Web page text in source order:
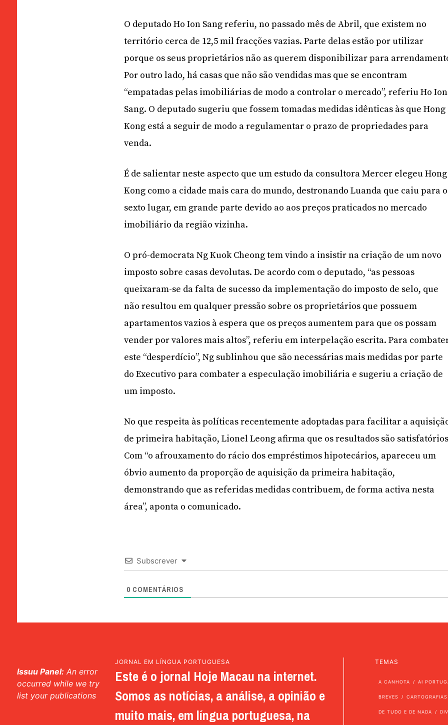
O deputado Ho Ion Sang referiu, no passado mês de Abril, que existem no
território cerca de 12,5 mil fracções vazias. Parte delas estão por utilizar
porque os seus proprietários não as querem disponibilizar para
Por outro lado, há casas que não são vendidas mas que se encontram
“empatadas pelas imobiliárias de modo a controlar o mercado”, referiu Ho Ion
Sang. O deputado sugeriu que fossem tomadas medidas idênticas às que Hong
Kong está a seguir de modo a regulamentar o prazo de propriedades para
venda.
É de salientar neste aspecto que um estudo da consultora Mercer elegeu Hong
Kong como a cidade mais cara do mundo, destronando Luanda que caiu para o
sexto lugar, em grande parte devido ao aos preços praticados no mercado
imobiliário da região vizinha.
O pró-democrata Ng Kuok Cheong tem vindo a insistir na criação de um novo
imposto sobre casas devolutas. De acordo com o deputado, “as pessoas
queixaram-se da falta de sucesso da implementação do imposto de selo, que
não resultou em qualquer pressão sobre os proprietários que possuem
apartamentos vazios à espera que os preços aumentem para que os possam
vender por valores mais altos”, referiu em interpelação escrita. Para
este “desperdício”, Ng sublinhou que são necessárias mais medidas por parte
do Executivo para combater a especulação imobiliária e sugeriu a criação de
um imposto.
No que respeita às políticas recentemente adoptadas para facilitar a
de primeira habitação, Lionel Leong afirma que os resultados são
Com “o afrouxamento do rácio dos empréstimos hipotecários, apareceu um
óbvio aumento da proporção de aquisição da primeira habitação,
demonstrando que as referidas medidas contribuem, de forma activa nesta
área”, aponta o comunicado.
Subscrever
0 COMENTÁRIOS
Issuu Panel: An error
occurred while we try
list your publications
JORNAL EM LÍNGUA PORTUGUESA
Este é o jornal Hoje Macau na internet.
Somos as notícias, a análise, a opinião e
muito mais, em língua portuguesa, na
TEMAS
A CANHOTA AI
BREVES CARTOGRAFIAS
DE TUDO E DE NADA